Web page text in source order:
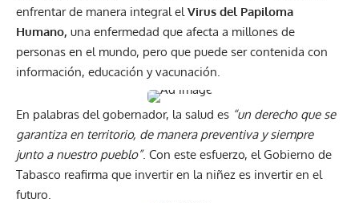
enfrentar de manera integral elVirus del Papiloma
Humano, una enfermedad que afecta a millones de
personas en el mundo, pero que puede ser contenida con
información, educación y vacunación.
En palabras del gobernador, la salud es “un derecho que se
garantiza en territorio, de manera preventiva y siempre
junto a nuestro pueblo”. Con este esfuerzo, el Gobierno de
Tabasco reafirma que invertir en la niñez es invertir en el
futuro.